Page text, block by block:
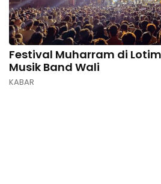
Festival Muharram di
Musik Band Wali
KABAR